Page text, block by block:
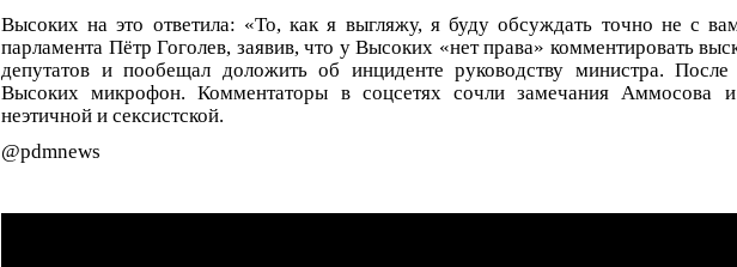
Высоких на это ответила: «То, как я выгляжу, я буду обсуждать точно не с
парламента Пётр Гоголев, заявив, что у Высоких «нет права» комментировать
депутатов и пообещал доложить об инциденте руководству министра.
Высоких микрофон. Комментаторы в соцсетях сочли замечания Аммосова
неэтичной и сексистской.
@pdmnews